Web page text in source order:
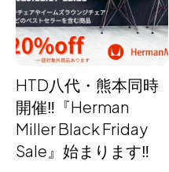
for Business
Recruit
Contact
HTD八代・熊本同時
開催‼『Herman
Miller Black Friday
Sale』始まります‼